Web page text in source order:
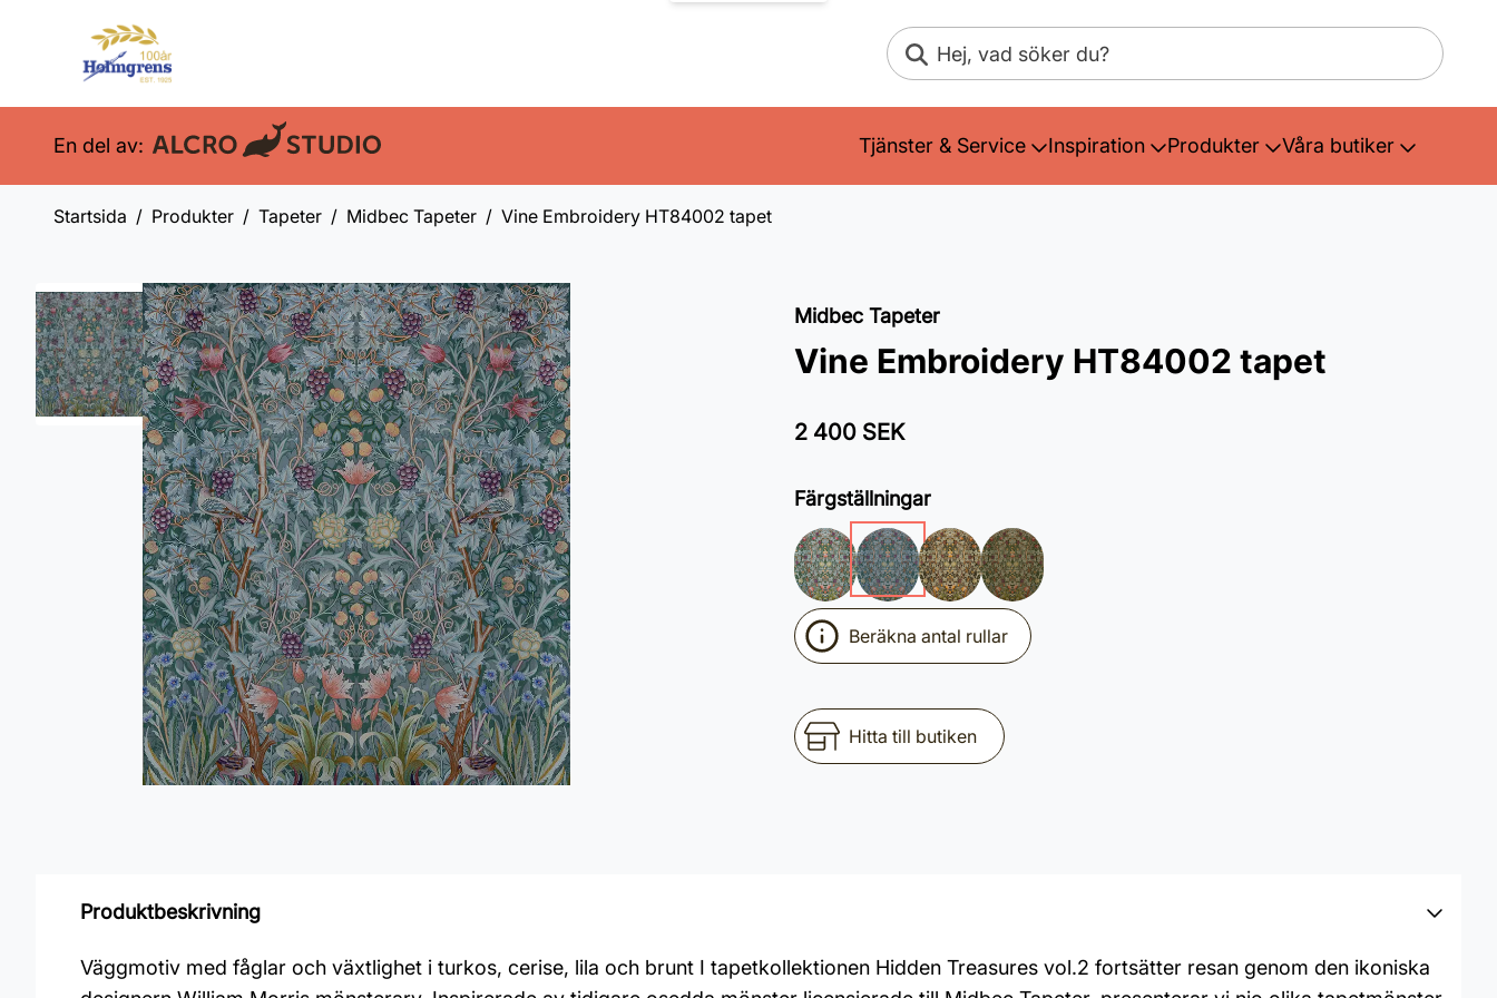
Sök
En del av: Tjänster & Service Inspiration Produkter Våra butiker
Startsida Produkter Tapeter Midbec Tapeter Vine Embroidery HT84002 tapet
Midbec Tapeter
Vine Embroidery HT84002 tapet
2 400 SEK
Färgställningar
Beräkna antal rullar
Hitta till butiken
Produktbeskrivning
Väggmotiv med fåglar och växtlighet i turkos, cerise, lila och brunt I tapetkollektionen Hidden Treasures vol.2 fortsätter resan genom den ikoniska